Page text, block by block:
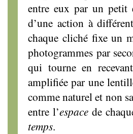
entre eux par un petit
d’une action à
chaque cliché fixe un
photogrammes par
qui tourne en
amplifiée par une
comme naturel et non
entre l’espacede
temps.